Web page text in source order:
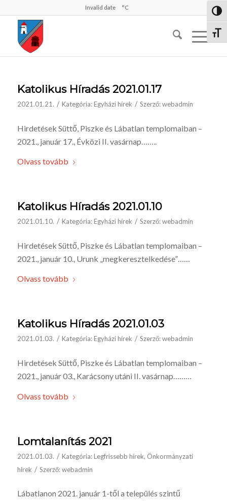
Invalid date °C
Katolikus Híradás 2021.01.17
2021.01.21. / Kategória:Egyházi hírek / Szerző:webadmin
Hirdetések Süttő, Piszke és Lábatlan templomaiban –
2021., január 17., Évközi II. vasárnap……..
Olvass tovább
Katolikus Híradás 2021.01.10
2021.01.10. / Kategória:Egyházi hírek / Szerző:webadmin
Hirdetések Süttő, Piszke és Lábatlan templomaiban –
2021., január 10., Urunk „megkeresztelkedése”……
Olvass tovább
Katolikus Híradás 2021.01.03
2021.01.03. / Kategória:Egyházi hírek / Szerző:webadmin
Hirdetések Süttő, Piszke és Lábatlan templomaiban –
2021., január 03., Karácsony utáni II. vasárnap………
Olvass tovább
Lomtalanítás 2021
2021.01.03. / Kategória:Legfrissebb hírek, Önkormányzati
hírek / Szerző:webadmin
Lábatlanon 2021. január 1-től a település szintű